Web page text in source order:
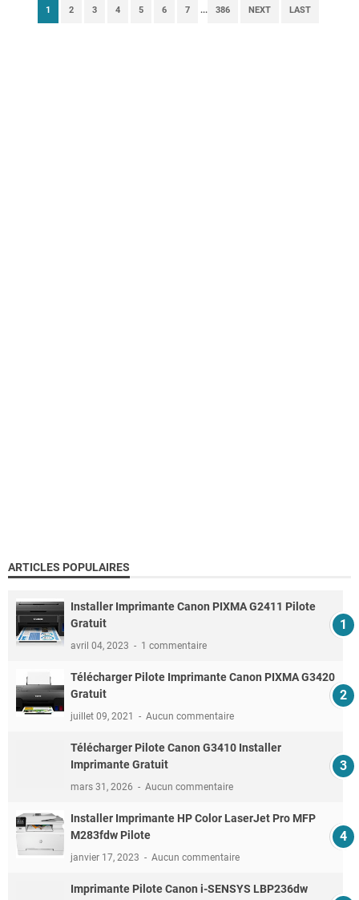
1 2 3 4 5 6 7 ... 386 NEXT LAST
ARTICLES POPULAIRES
Installer Imprimante Canon PIXMA G2411 Pilote
Gratuit
avril 04, 2023 1 commentaire
Télécharger Pilote Imprimante Canon PIXMA G3420
Gratuit
juillet 09, 2021 Aucun commentaire
Télécharger Pilote Canon G3410 Installer
Imprimante Gratuit
mars 31, 2026 Aucun commentaire
Installer Imprimante HP Color LaserJet Pro MFP
M283fdw Pilote
janvier 17, 2023 Aucun commentaire
Imprimante Pilote Canon i-SENSYS LBP236dw